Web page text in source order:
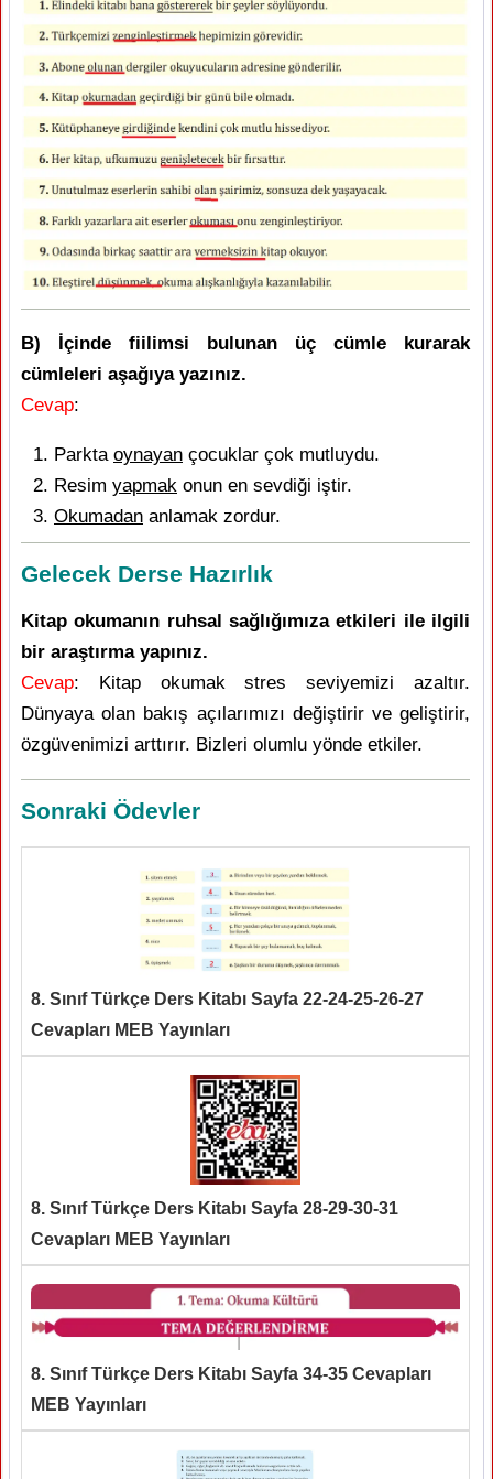
B) İçinde fiilimsi bulunan üç cümle kurarak
cümleleri aşağıya yazınız.
Cevap:
Parkta oynayan çocuklar çok mutluydu.
Resim yapmak onun en sevdiği iştir.
Okumadan anlamak zordur.
Gelecek Derse Hazırlık
Kitap okumanın ruhsal sağlığımıza etkileri ile ilgili
bir araştırma yapınız.
Cevap: Kitap okumak stres seviyemizi azaltır.
Dünyaya olan bakış açılarımızı değiştirir ve geliştirir,
özgüvenimizi arttırır. Bizleri olumlu yönde etkiler.
Sonraki Ödevler
8. Sınıf Türkçe Ders Kitabı Sayfa 22-24-25-26-27
Cevapları MEB Yayınları
8. Sınıf Türkçe Ders Kitabı Sayfa 28-29-30-31
Cevapları MEB Yayınları
8. Sınıf Türkçe Ders Kitabı Sayfa 34-35 Cevapları
MEB Yayınları